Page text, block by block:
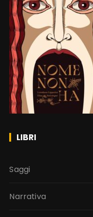
LIBRI
Saggi
Narrativa